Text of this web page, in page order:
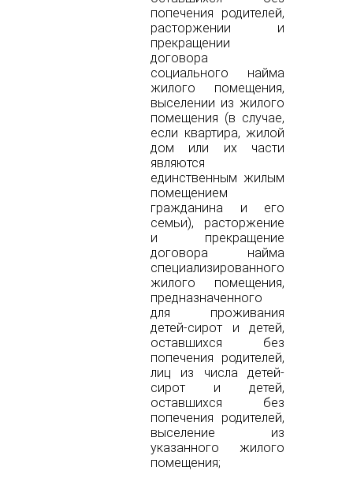
попечения родителей,
расторжении и
прекращении
договора
социального найма
жилого помещения,
выселении из жилого
помещения (в случае,
если квартира, жилой
дом или их части
являются
единственным жилым
помещением
гражданина и его
семьи), расторжение
и прекращение
договора найма
специализированного
жилого помещения,
предназначенного
для проживания
детей-сирот и детей,
оставшихся без
попечения родителей,
лиц из числа детей-
сирот и детей,
оставшихся без
попечения родителей,
выселение из
указанного жилого
помещения;